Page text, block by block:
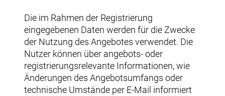
Die im Rahmen der Registrierung
eingegebenen Daten werden für die Zwecke
der Nutzung des Angebotes verwendet. Die
Nutzer können über angebots- oder
registrierungsrelevante Informationen, wie
Änderungen des Angebotsumfangs oder
technische Umstände per E-Mail informiert